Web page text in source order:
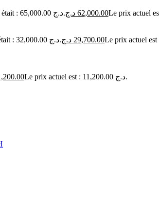
Le prix initial était : 65,000.00 د.ج. 62,000.00 د.ج
Le prix initial était : 32,000.00 د.ج. 29,700.00 د.ج
Le prix actuel est : 11,200.00 د.ج.